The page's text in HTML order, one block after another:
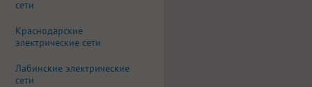
сети
Краснодарские
электрические сети
Лабинские электрические
сети